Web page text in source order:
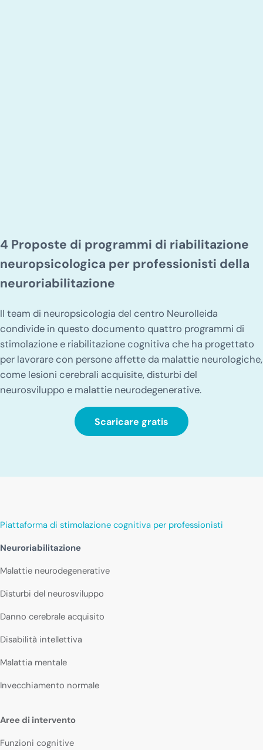
4 Proposte di programmi di riabilitazione
neuropsicologica per professionisti della
neuroriabilitazione
Il team di neuropsicologia del centro Neurolleida
condivide in questo documento quattro programmi di
stimolazione e riabilitazione cognitiva che ha progettato
per lavorare con persone affette da malattie neurologiche,
come lesioni cerebrali acquisite, disturbi del
neurosviluppo e malattie neurodegenerative.
Scaricare gratis
Piattaforma di stimolazione cognitiva per professionisti
Neuroriabilitazione
Malattie neurodegenerative
Disturbi del neurosviluppo
Danno cerebrale acquisito
Disabilità intellettiva
Malattia mentale
Invecchiamento normale
Aree di intervento
Funzioni cognitive